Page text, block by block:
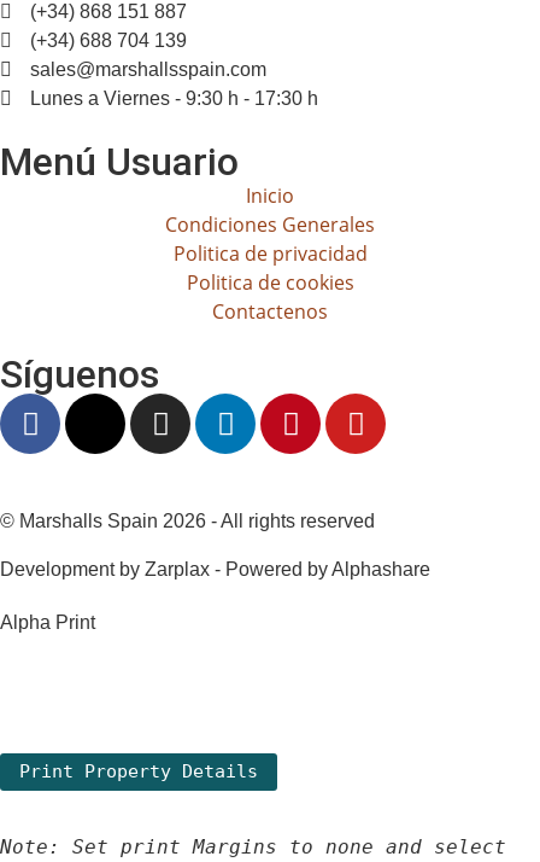
(+34) 868 151 887
(+34) 688 704 139
sales@marshallsspain.com
Lunes a Viernes - 9:30 h - 17:30 h
Menú Usuario
Inicio
Condiciones Generales
Politica de privacidad
Politica de cookies
Contactenos
Síguenos
© Marshalls Spain 2026 - All rights reserved
Development by Zarplax - Powered by Alphashare
Alpha Print
Note: Set print Margins to none and select